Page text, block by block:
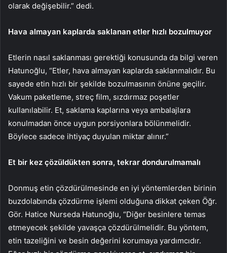
olarak değişebilir.” dedi.
Hava almayan kaplarda saklanan etler hızlı bozulmuyor
Etlerin nasıl saklanması gerektiği konusunda da bilgi veren
Hatunoğlu, “Etler, hava almayan kaplarda saklanmalıdır. Bu
sayede etin hızlı bir şekilde bozulmasının önüne geçilir.
Vakum paketleme, streç film, sızdırmaz poşetler
kullanılabilir. Et, saklama kaplarına veya ambalajlara
konulmadan önce uygun porsiyonlara bölünmelidir.
Böylece sadece ihtiyaç duyulan miktar alınır.”
Et bir kez çözüldükten sonra, tekrar dondurulmamalı
Donmuş etin çözdürülmesinde en iyi yöntemlerden birinin
buzdolabında çözdürme işlemi olduğuna dikkat çeken Öğr.
Gör. Hatice Nurseda Hatunoğlu, “Diğer besinlere temas
etmeyecek şekilde yavaşça çözdürülmelidir. Bu yöntem,
etin tazeliğini ve besin değerini korumaya yardımcıdır.